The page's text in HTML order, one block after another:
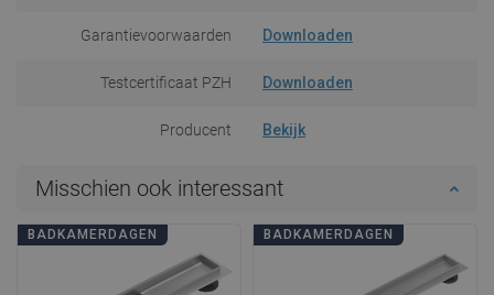
Garantievoorwaarden Downloaden
Testcertificaat PZH Downloaden
Producent Bekijk
Misschien ook interessant
BADKAMERDAGEN BADKAMERDAGEN